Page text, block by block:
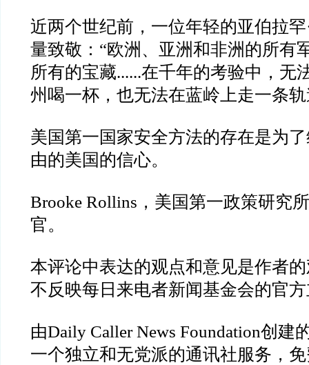
近两个世纪前，一位年轻的亚伯拉罕
量致敬： “欧洲、亚洲和非洲的所有
所有的宝藏......在千年的考验中，无
州喝一杯，也无法在蓝岭上走一条
美国第一国家安全方法的存在是为
由的美国的信心。
Brooke Rollins ，美国第一政策研究
官。
本评论中表达的观点和意见是作者
不反映每日来电者新闻基金会的官
由Daily Caller News Foundation创建
一个独立和无党派的通讯社服务，